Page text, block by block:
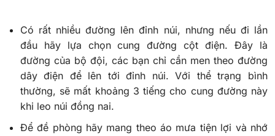
Có rất nhiều đường lên đỉnh núi, nhưng nếu đi lần
đầu hãy lựa chọn cung đường cột điện. Đây là
đường của bộ đội, các bạn chỉ cần men theo đường
dây điện để lên tới đỉnh núi. Với thể trạng bình
thường, sẽ mất khoảng 3 tiếng cho cung đường này
khi leo núi đồng nai.
Để đề phòng hãy mang theo áo mưa tiện lợi và nhớ